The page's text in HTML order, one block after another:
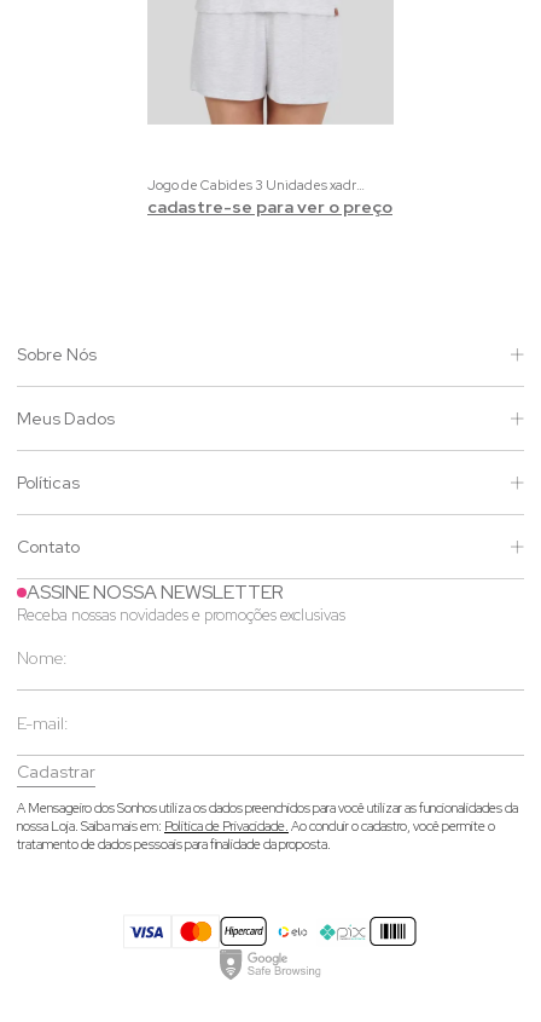
Jogo de Cabides 3 Unidades xadrez Vichy azul
cadastre-se para ver o preço
Sobre Nós
Meus Dados
Políticas
Contato
ASSINE NOSSA NEWSLETTER
Receba nossas novidades e promoções exclusivas
Cadastrar
A Mensageiro dos Sonhos utiliza os dados preenchidos para você utilizar as funcionalidades da
nossa Loja. Saiba mais em: Política de Privacidade. Ao concluir o cadastro, você permite o
tratamento de dados pessoais para finalidade da proposta.